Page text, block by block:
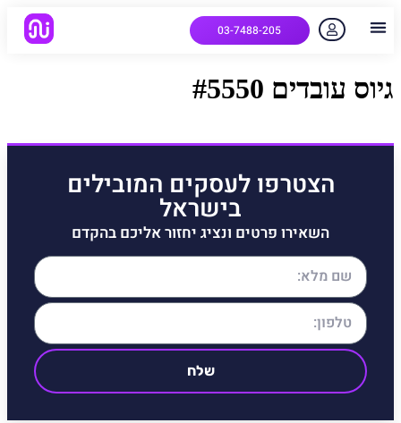
03-7488-205
גיוס עובדים #5550
הצטרפו לעסקים המובילים
בישראל
השאירו פרטים ונציג יחזור אליכם בהקדם
שלח